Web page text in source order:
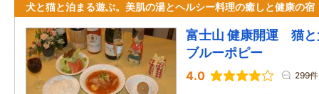
犬と猫と泊まる遊ぶ。美肌の湯とヘルシー料理の癒しと健康の宿
富士山 健康開運 猫と
ブルーポピー
4.0 299件